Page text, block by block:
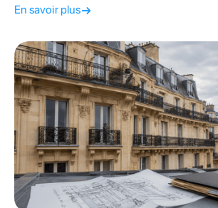
deux.
En savoir plus